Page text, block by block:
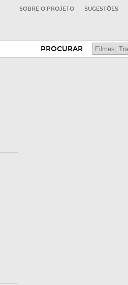
SOBRE O PROJETO SUGESTÕES
PROCURAR